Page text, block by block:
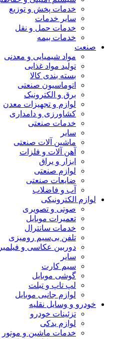
خدمات پخش و توزیع
سایر خدمات
خدمات حمل و نقل
خدمات بیمه
صنعت
مواد شیمیایی و معدنی
تولید مواد غذایی
بسته بندی کالا
اتوماسیون صنعتی
برق و الکترونیک
لوازم و تجهیزات معدن
کشاورزی و دامداری
خدمات صنعتی
سایر
ماشین آلات صنعتی
آهن آلات و فلزات
ابزار و یراق
لوازم صنعتی
ضایعات صنعتی
آب و فاضلاب
لوازم الکترونیکی
صوتی و تصویری
تعمیرات موبایل
خدمات سانترال
تلفن بی‌سیم رومیزی
دوربین عکاسی و
سایر
سیم کارت
گوشی موبایل
لپ تاپ و تبلت
لوازم جانبی موبایل
خودرو و وسایل نقلیه
تزئینات خودرو
لوازم یدکی
خدمات ماشین و موتور